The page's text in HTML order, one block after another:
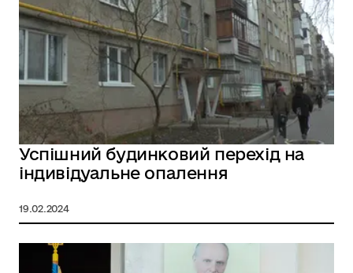
Успішний будинковий перехід на
індивідуальне опалення
19.02.2024